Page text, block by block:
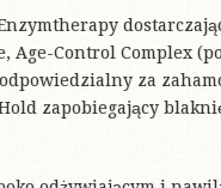
Age-Control Complex
za
zapobiegający